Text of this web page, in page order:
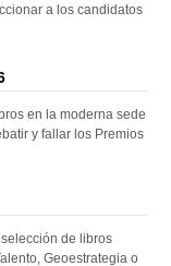
a los candidatos
en la moderna sede
y fallar los Premios
de libros
Geoestrategia o